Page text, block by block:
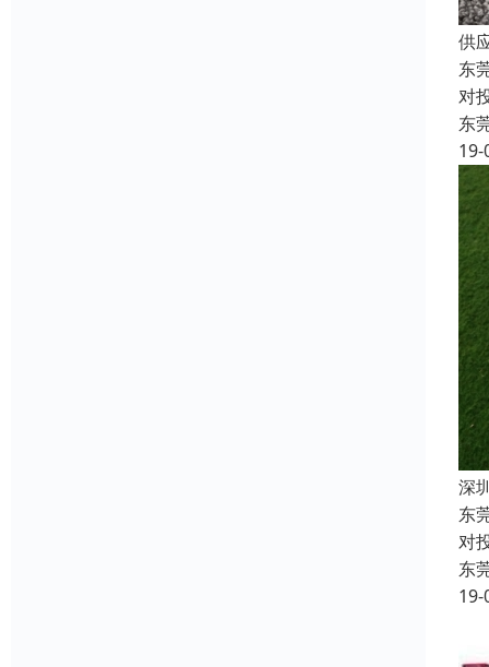
供
东
对
东
19-
深
东
对
东
19-